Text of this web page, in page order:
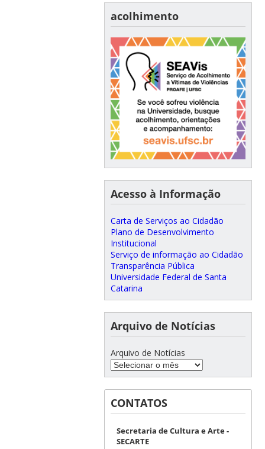
acolhimento
Acesso à Informação
Carta de Serviços ao Cidadão
Plano de Desenvolvimento
Institucional
Serviço de informação ao Cidadão
Transparência Pública
Universidade Federal de Santa
Catarina
Arquivo de Notícias
Arquivo de Notícias
CONTATOS
Secretaria de Cultura e Arte -
SECARTE